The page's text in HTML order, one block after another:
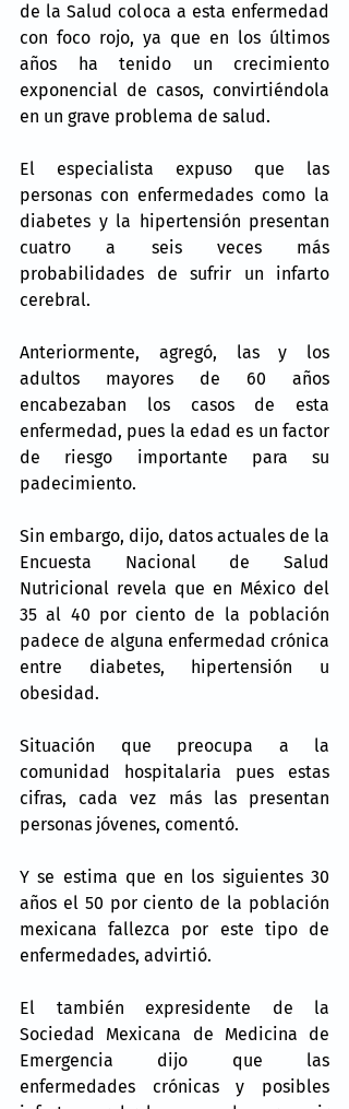
de la Salud coloca a esta enfermedad
con foco rojo, ya que en los últimos
años ha tenido un crecimiento
exponencial de casos, convirtiéndola
en un grave problema de salud.
El especialista expuso que las
personas con enfermedades como la
diabetes y la hipertensión presentan
cuatro a seis veces más
probabilidades de sufrir un infarto
cerebral.
Anteriormente, agregó, las y los
adultos mayores de 60 años
encabezaban los casos de esta
enfermedad, pues la edad es un factor
de riesgo importante para su
padecimiento.
Sin embargo, dijo, datos actuales de la
Encuesta Nacional de Salud
Nutricional revela que en México del
35 al 40 por ciento de la población
padece de alguna enfermedad crónica
entre diabetes, hipertensión u
obesidad.
Situación que preocupa a la
comunidad hospitalaria pues estas
cifras, cada vez más las presentan
personas jóvenes, comentó.
Y se estima que en los siguientes 30
años el 50 por ciento de la población
mexicana fallezca por este tipo de
enfermedades, advirtió.
El también expresidente de la
Sociedad Mexicana de Medicina de
Emergencia dijo que las
enfermedades crónicas y posibles